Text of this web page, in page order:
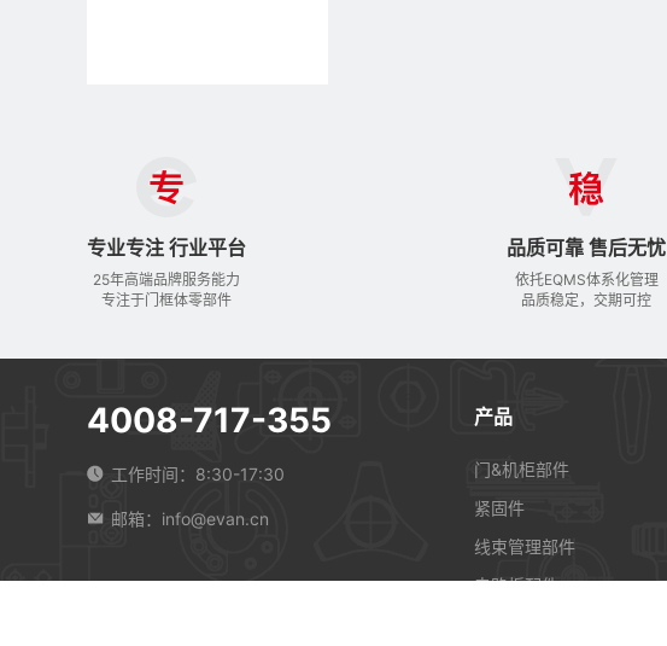
专业专注 行业平台
25年高端品牌服务能力
专注于门框体零部件
品质可靠 售后无忧
依托EQMS体系化管理
品质稳定，交期可控
4008-717-355
工作时间：8:30-17:30
邮箱：info@evan.cn
产品
门&机柜部件
紧固件
线束管理部件
电路板配件